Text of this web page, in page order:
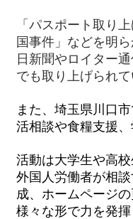
「パスポート取り
国事件」などを明
日新聞やロイター
でも取り上げられて
また、埼玉県川口
活相談や食糧支援、
活動は大学生や高
外国人労働者が相
成、ホームページ
様々な形で力を発揮